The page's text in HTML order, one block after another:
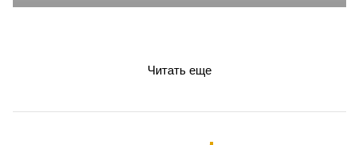
Читать еще